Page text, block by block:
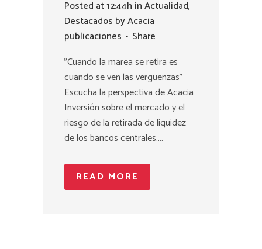
Posted at 12:44h inActualidad,
Destacados byAcacia
publicaciones
Share
"Cuando la marea se retira es
cuando se ven las vergüenzas"
Escucha la perspectiva de Acacia
Inversión sobre el mercado y el
riesgo de la retirada de liquidez
de los bancos centrales....
READ MORE